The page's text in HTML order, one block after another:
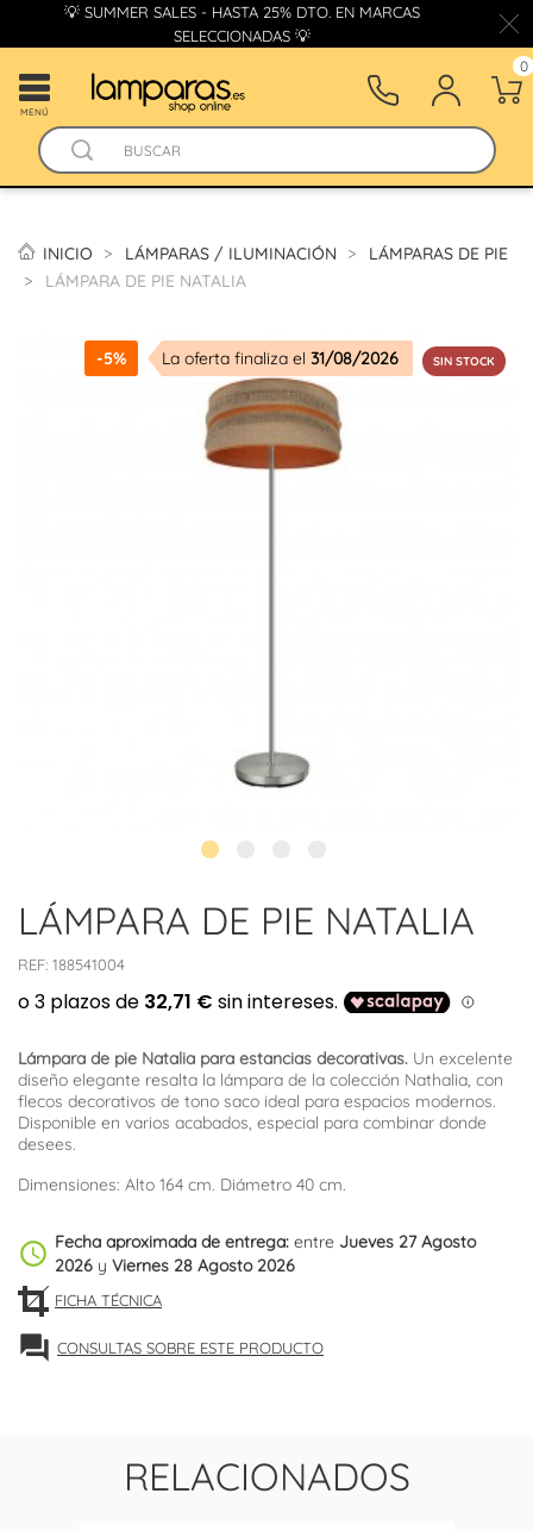
💡 SUMMER SALES - HASTA 25% DTO. EN MARCAS
SELECCIONADAS 💡
MENÚ
0
INICIO LÁMPARAS / ILUMINACIÓN
LÁMPARAS DE PIE
LÁMPARA DE PIE NATALIA
-5% La oferta finaliza el 31/08/2026 SIN STOCK
LÁMPARA DE PIE NATALIA
REF: 188541004
Lámpara de pie Natalia para estancias decorativas. Un excelente
diseño elegante resalta la lámpara de la colección Nathalia, con
flecos decorativos de tono saco ideal para espacios modernos.
Disponible en varios acabados, especial para combinar donde
desees.
Dimensiones: Alto 164 cm. Diámetro 40 cm.
schedule Fecha aproximada de entrega: entre Jueves 27 Agosto
2026 y Viernes 28 Agosto 2026
FICHA TÉCNICA
forum CONSULTAS SOBRE ESTE PRODUCTO
RELACIONADOS